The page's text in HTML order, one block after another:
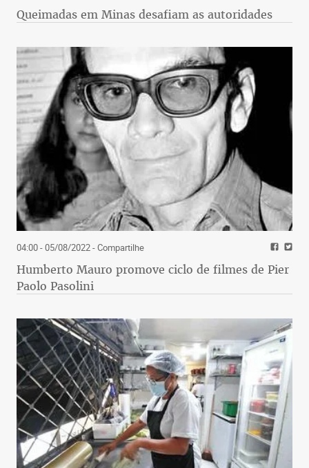
Queimadas em Minas desafiam as autoridades
04:00 - 05/08/2022- Compartilhe
Humberto Mauro promove ciclo de filmes de Pier
Paolo Pasolini